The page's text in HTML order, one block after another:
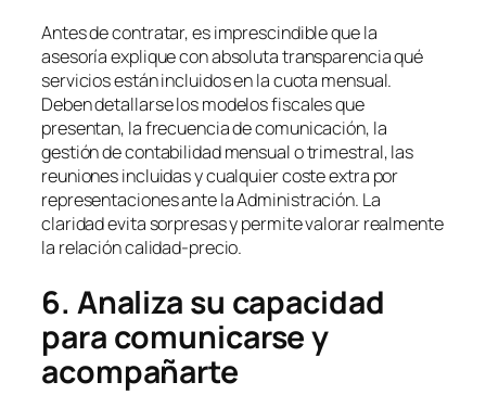
Antes de contratar, es imprescindible que la
asesoría explique con absoluta transparencia qué
servicios están incluidos en la cuota mensual.
Deben detallarse los modelos fiscales que
presentan, la frecuencia de comunicación, la
gestión de contabilidad mensual o trimestral, las
reuniones incluidas y cualquier coste extra por
representaciones ante la Administración. La
claridad evita sorpresas y permite valorar realmente
la relación calidad-precio.
6. Analiza su capacidad
para comunicarse y
acompañarte